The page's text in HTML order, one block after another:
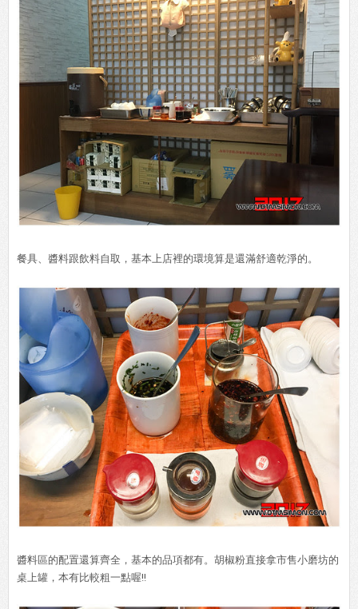
餐具、醬料跟飲料自取，基本上店裡的環境算是還滿舒適乾淨的。
醬料區的配置還算齊全，基本的品項都有。胡椒粉直接拿市售小磨坊的
桌上罐，本有比較粗一點喔!!